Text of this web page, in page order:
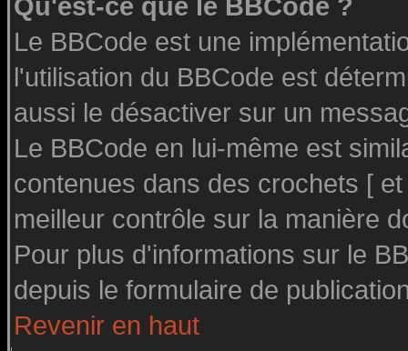
Qu'est-ce que le BBCode ?
Le BBCode est une
l'utilisation du BBCode est
aussi le désactiver sur un
Le BBCode en lui-même est
contenues dans des crochets [
meilleur contrôle sur la manière
Pour plus d'informations sur le
depuis le formulaire de
Revenir en haut